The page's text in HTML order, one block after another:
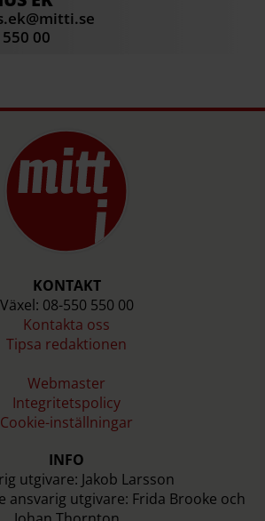
00
KONTAKT
Växel: 08-550 550 00
Kontakta oss
Tipsa redaktionen
Webmaster
Integritetspolicy
Cookie-inställningar
INFO
utgivare: Jakob Larsson
ansvarig utgivare: Frida Brooke och